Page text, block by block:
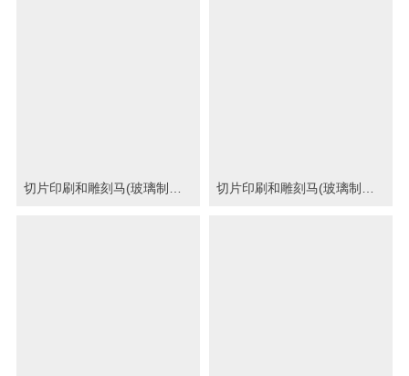
切片印刷和雕刻马(玻璃制品印刷图) 切片印刷和雕刻马(玻璃制品印刷图)